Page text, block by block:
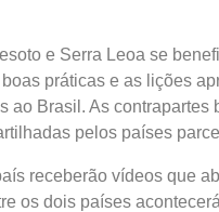
e Serra Leoa se
práticas e as lições
ao Brasil. As contrapartes
pelos países
receberão vídeos que
os dois países